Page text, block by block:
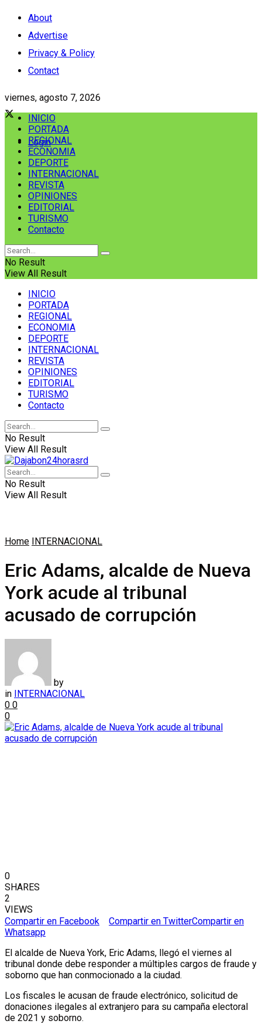
About
Advertise
Privacy & Policy
Contact
viernes, agosto 7, 2026
Login
INICIO
PORTADA
REGIONAL
ECONOMIA
DEPORTE
INTERNACIONAL
REVISTA
OPINIONES
EDITORIAL
TURISMO
Contacto
No Result
View All Result
INICIO
PORTADA
REGIONAL
ECONOMIA
DEPORTE
INTERNACIONAL
REVISTA
OPINIONES
EDITORIAL
TURISMO
Contacto
No Result
View All Result
No Result
View All Result
Home INTERNACIONAL
Eric Adams, alcalde de Nueva
York acude al tribunal
acusado de corrupción
by
in INTERNACIONAL
0 0
0
0
SHARES
2
VIEWS
Compartir en Facebook
Compartir en TwitterCompartir en
Whatsapp
El alcalde de Nueva York, Eric Adams, llegó el viernes al
tribunal donde debe responder a múltiples cargos de fraude y
soborno que han conmocionado a la ciudad.
Los fiscales le acusan de fraude electrónico, solicitud de
donaciones ilegales al extranjero para su campaña electoral
de 2021 y soborno.